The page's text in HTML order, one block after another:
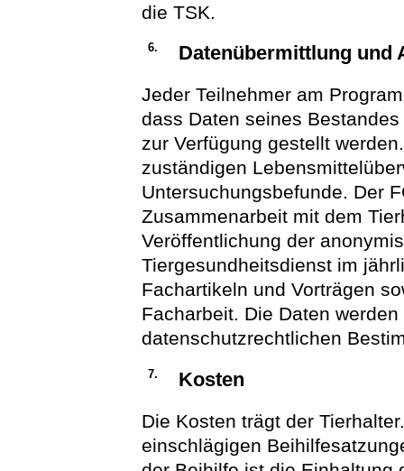
die TSK.
6. Datenübermittlung und
Jeder Teilnehmer am
dass Daten seines
zur Verfügung gestellt
zuständigen
Untersuchungsbefunde. Der
Zusammenarbeit mit dem
Veröffentlichung der
Tiergesundheitsdienst im
Fachartikeln und Vorträgen
Facharbeit. Die Daten
datenschutzrechtlichen
7. Kosten
Die Kosten trägt der
einschlägigen